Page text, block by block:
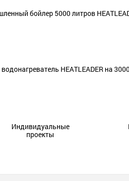
бойлер 5000 литров
HEATLEADER на
Индивидуальные
проекты